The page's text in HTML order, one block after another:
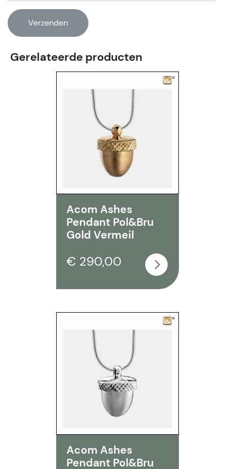
Gerelateerde producten
Acom Ashes
Pendant Pol&Bru
Gold Vermeil
€ 290,00
Acom Ashes
Pendant Pol&Bru